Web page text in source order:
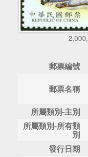
郵票編號
郵票名稱
所屬類別-主別
所屬類別-所有類
別
發行日期